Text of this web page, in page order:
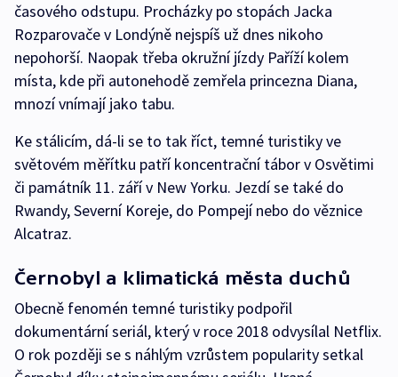
časového odstupu. Procházky po stopách Jacka
Rozparovače v Londýně nejspíš už dnes nikoho
nepohorší. Naopak třeba okružní jízdy Paříží kolem
místa, kde při autonehodě zemřela princezna Diana,
mnozí vnímají jako tabu.
Ke stálicím, dá-li se to tak říct, temné turistiky ve
světovém měřítku patří koncentrační tábor v Osvětimi
či památník 11. září v New Yorku. Jezdí se také do
Rwandy, Severní Koreje, do Pompejí nebo do věznice
Alcatraz.
Černobyl a klimatická města duchů
Obecně fenomén temné turistiky podpořil
dokumentární seriál, který v roce 2018 odvysílal Netflix.
O rok později se s náhlým vzrůstem popularity setkal